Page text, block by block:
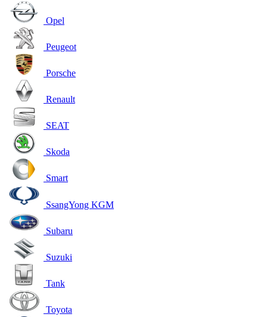
Opel
Peugeot
Porsche
Renault
SEAT
Skoda
Smart
SsangYong KGM
Subaru
Suzuki
Tank
Toyota